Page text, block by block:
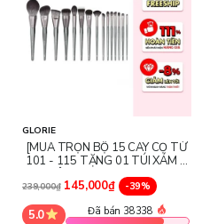
GLORIE
[MUA TRỌN BỘ 15 CÂY CỌ TỪ
101 - 115 TẶNG 01 TÚI XÁM +
02 HỘP MI GLORIE] Cọ Trang
Điểm Chuyên Nghiệp Cao Cấp
Glorie Professional Brush
239,000₫ 145,000₫ -39%
5.0 Đã bán 38338